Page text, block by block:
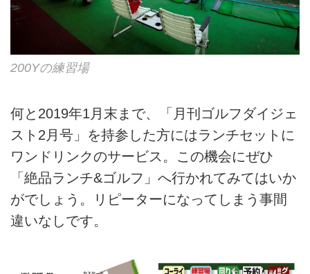
200Yの練習場
何と2019年1月末まで、「月刊ゴルフダイジェ
スト2月号」を持参した方にはランチセットに
ワンドリンクのサービス。この機会にぜひ
「絶品ランチ&ゴルフ」へ行かれてみてはいか
がでしょう。リピーターになってしまう事間
違いなしです。